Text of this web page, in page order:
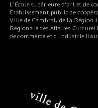
L’École supérieure d'art et de
Établissement public de
Ville de Cambrai, de la Région
Régionale des Affaires
de commerce et d'industrie